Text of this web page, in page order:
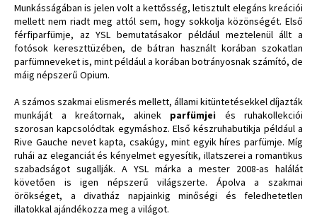
Munkásságában is jelen volt a kettősség, letisztult elegáns kreációi
mellett nem riadt meg attól sem, hogy sokkolja közönségét. Első
férfiparfümje, az YSL bemutatásakor például meztelenül állt a
fotósok kereszttüzében, de bátran használt korában szokatlan
parfümneveket is, mint például a korában botrányosnak számító, de
máig népszerű Opium.
A számos szakmai elismerés mellett, állami kitüntetésekkel díjazták
munkáját a kreátornak, akinek parfümjei és ruhakollekciói
szorosan kapcsolódtak egymáshoz. Első készruhabutikja például a
Rive Gauche nevet kapta, csakúgy, mint egyik híres parfümje. Míg
ruhái az eleganciát és kényelmet egyesítik, illatszerei a romantikus
szabadságot sugallják. A YSL márka a mester 2008-as halálát
követően is igen népszerű világszerte. Ápolva a szakmai
örökséget, a divatház napjainkig minőségi és feledhetetlen
illatokkal ajándékozza meg a világot.